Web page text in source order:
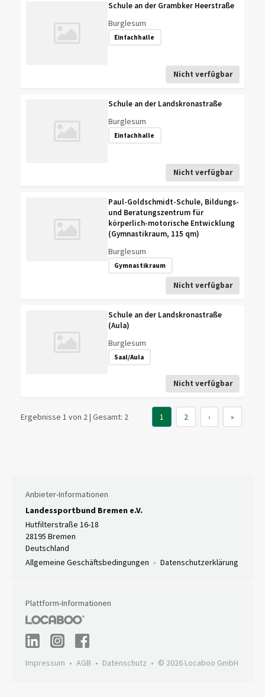
Schule an der Grambker Heerstraße
Burglesum
Einfachhalle
Nicht verfügbar
Schule an der Landskronastraße
Burglesum
Einfachhalle
Nicht verfügbar
Paul-Goldschmidt-Schule, Bildungs-
und Beratungszentrum für
körperlich-motorische Entwicklung
(Gymnastikraum, 115 qm)
Burglesum
Gymnastikraum
Nicht verfügbar
Schule an der Landskronastraße
(Aula)
Burglesum
Saal/Aula
Nicht verfügbar
Ergebnisse 1 von 2 | Gesamt: 2 1 2 › »
Anbieter-Informationen
Landessportbund Bremen e.V.
Hutfilterstraße 16-18
28195 Bremen
Deutschland
Allgemeine Geschäftsbedingungen
Datenschutzerklärung
Plattform-Informationen
Impressum AGB Datenschutz © 2026 Locaboo GmbH